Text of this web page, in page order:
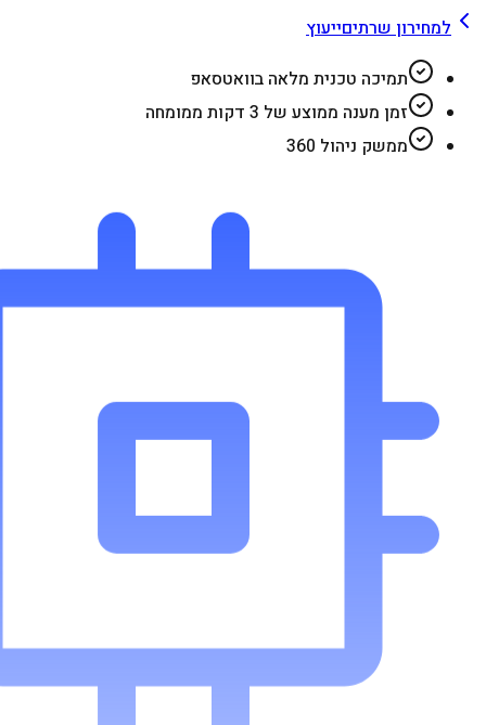
למחירון שרתיםייעוץ
תמיכה טכנית מלאה בוואטסאפ
זמן מענה ממוצע של 3 דקות ממומחה
ממשק ניהול 360